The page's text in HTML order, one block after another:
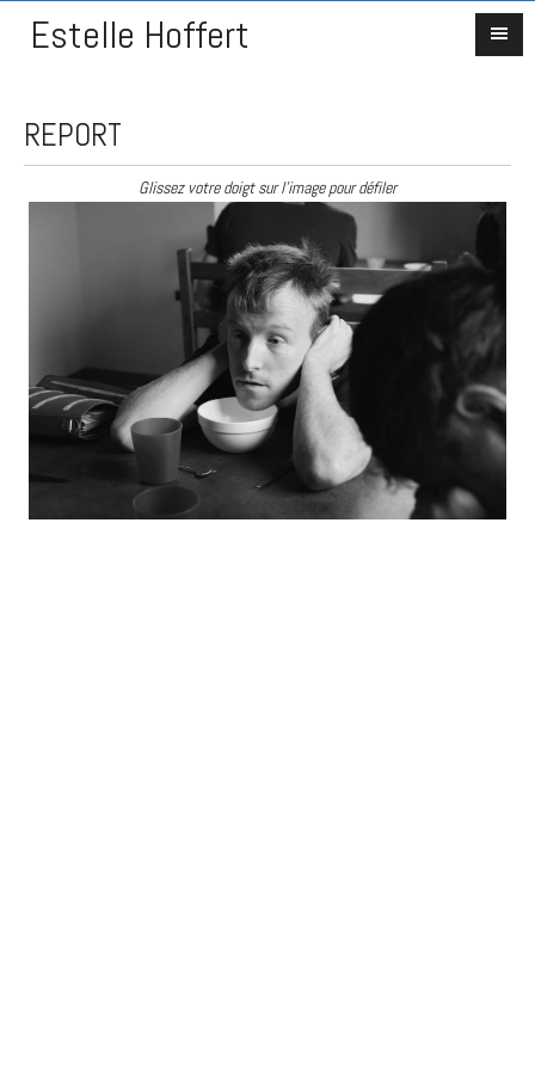
Estelle Hoffert
REPORT
Glissez votre doigt sur l'image pour défiler